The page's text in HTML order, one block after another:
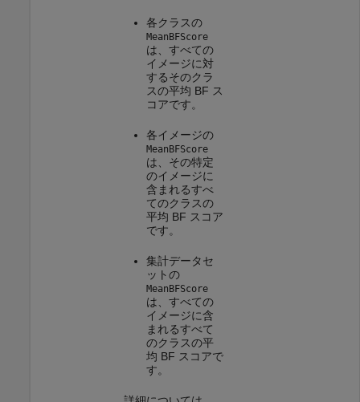
各クラスの
MeanBFScore
は、すべての
イメージに対
するそのクラ
スの平均 BF ス
コアです。
各イメージの
MeanBFScore
は、その特定
のイメージに
含まれるすべ
てのクラスの
平均 BF スコア
です。
集計データセ
ットの
MeanBFScore
は、すべての
イメージに含
まれるすべて
のクラスの平
均 BF スコアで
す。